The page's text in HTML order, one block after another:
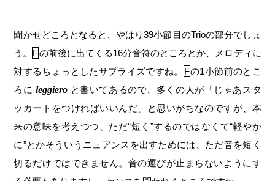
聞かせどころとなると、やはり39小節目のTrioの部分でしょ
う。 Fの前後に出てくる16分音符のところとか、メロディに
対するちょっとしたサプライズですね。
Fの1小節前のとこ
ろに leggiero と書いてあるので、多くの人が「じゃあスタ
ッカートをつければいいんだ」と思いがちなのですが、本
来の意味を考えつつ、ただ“短く”するのではなくて“軽やか
に”とかそういうニュアンスを出すためには、ただ音を短く
切るだけではできません。音の運びが止まらないようにす